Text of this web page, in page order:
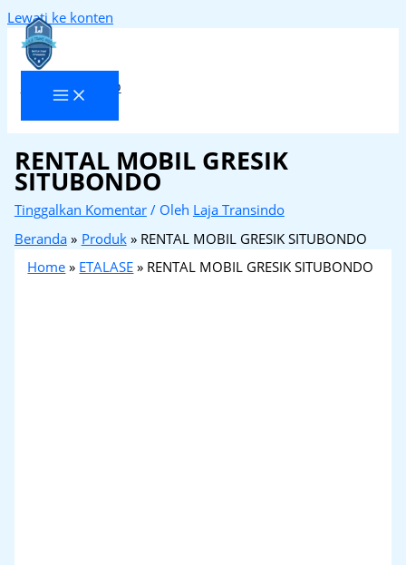
Lewati ke konten
Laja Transindo
RENTAL MOBIL GRESIK
SITUBONDO
Tinggalkan Komentar / Oleh Laja Transindo
Beranda
Produk
RENTAL MOBIL GRESIK SITUBONDO
Home » ETALASE » RENTAL MOBIL GRESIK SITUBONDO